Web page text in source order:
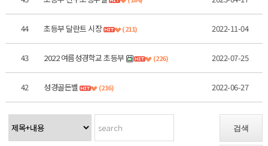
44 초등부 달란트 시장 (211) 2022-11-04
43 2022 여름성경학교 초등부 (226) 2022-07-25
42 성경골든벨 (216) 2022-06-27
검색